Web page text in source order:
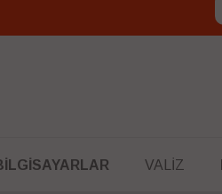
VALIZ